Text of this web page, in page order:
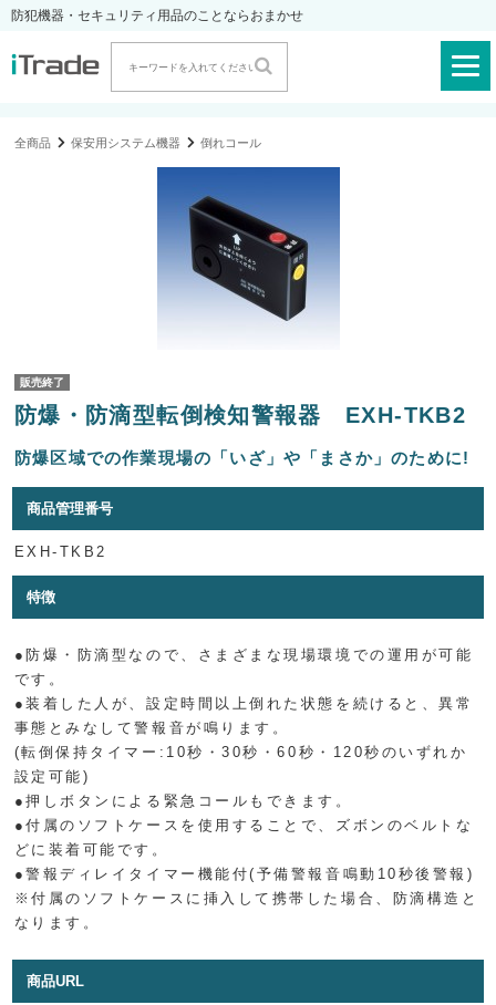
防犯機器・セキュリティ用品のことならおまかせ
全商品 保安用システム機器 倒れコール
販売終了
防爆・防滴型転倒検知警報器 EXH-TKB2
防爆区域での作業現場の「いざ」や「まさか」のために!
商品管理番号
EXH-TKB2
特徴
●防爆・防滴型なので、さまざまな現場環境での運用が可能
です。
●装着した人が、設定時間以上倒れた状態を続けると、異常
事態とみなして警報音が鳴ります。
(転倒保持タイマー:10秒・30秒・60秒・120秒のいずれか
設定可能)
●押しボタンによる緊急コールもできます。
●付属のソフトケースを使用することで、ズボンのベルトな
どに装着可能です。
●警報ディレイタイマー機能付(予備警報音鳴動10秒後警報)
※付属のソフトケースに挿入して携帯した場合、防滴構造と
なります。
商品URL